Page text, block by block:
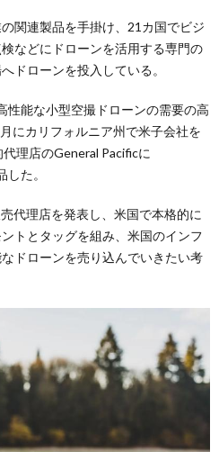
関連製品を手掛け、21カ国でビジ
などにドローンを活用する専門の
ドローンを投入している。
性能な小型空撮ドローンの需要の高
にカリフォルニア州で米子会社を
理店のGeneral Pacificに
した。
代理店を発表し、米国で本格的に
トとタッグを組み、米国のインフ
ドローンを売り込んでいきたい考